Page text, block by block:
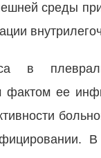
среды
в
фактом ее